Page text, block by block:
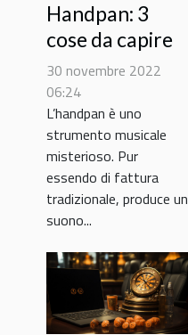
Handpan: 3
cose da capire
30 novembre 2022
06:24
L’handpan è uno
strumento musicale
misterioso. Pur
essendo di fattura
tradizionale, produce un
suono...